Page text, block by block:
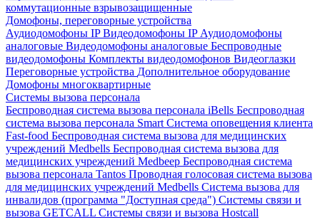
коммутационные взрывозащищенные
Домофоны, переговорные устройства
Аудиодомофоны IPВидеодомофоны IP Аудиодомофоны
аналоговые Видеодомофоны аналоговые Беспроводные
видеодомофоны Комплекты видеодомофонов Видеоглазки
Переговорные устройства Дополнительное оборудование
Домофоны многоквартирные
Системы вызова персонала
Беспроводная система вызова персонала iBells Беспроводная
система вызова персонала Smart Система оповещения клиента
Fast-food Беспроводная система вызова для медицинских
учреждений Medbells Беспроводная система вызова для
медицинских учреждений Medbeep Беспроводная система
вызова персонала Tantos Проводная голосовая система вызова
для медицинских учреждений Medbells Система вызова для
инвалидов (программа "Доступная среда") Системы связи и
вызова GETCALL Системы связи и вызова Hostcall